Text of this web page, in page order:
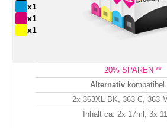
x1
x1
x1
20% SPAREN **
Alternativ kompatibel
2x 363XL BK, 363 C, 363
Inhalt ca. 2x 17ml, 3x